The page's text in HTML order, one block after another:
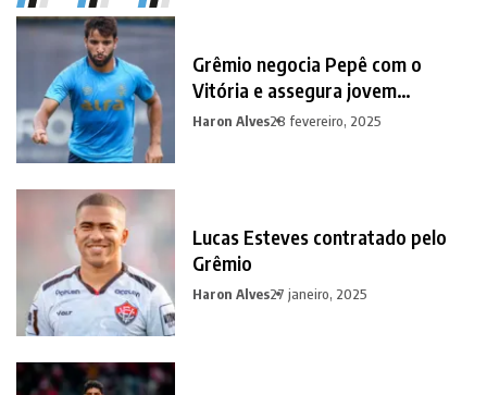
Grêmio negocia Pepê com o
Vitória e assegura jovem
promessa em contrapartida
Haron Alves28 fevereiro, 2025
Lucas Esteves contratado pelo
Grêmio
Haron Alves27 janeiro, 2025